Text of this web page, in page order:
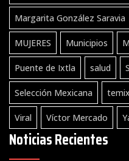
Margarita González Saravia
MUJERES Municipios
Puente de Ixtla salud
Selección Mexicana
Viral Víctor Mercado
Noticias Recientes